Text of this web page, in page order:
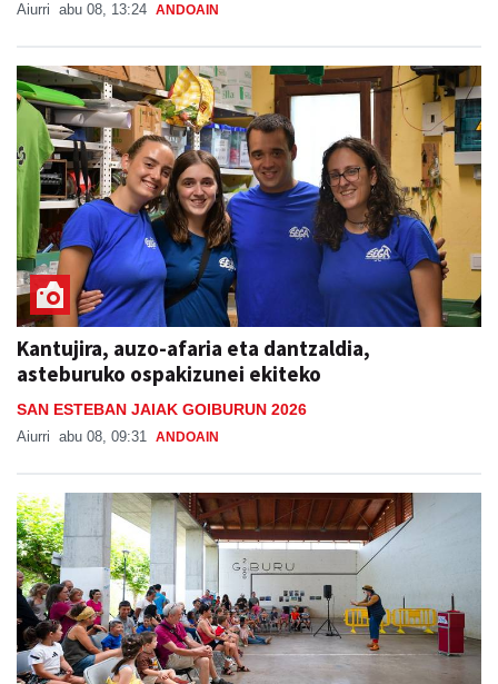
Aiurri abu 08, 13:24 ANDOAIN
Kantujira, auzo-afaria eta dantzaldia,
asteburuko ospakizunei ekiteko
SAN ESTEBAN JAIAK GOIBURUN 2026
Aiurri abu 08, 09:31 ANDOAIN